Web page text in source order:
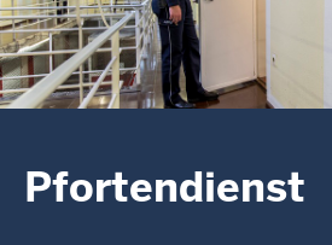
Pfortendienst